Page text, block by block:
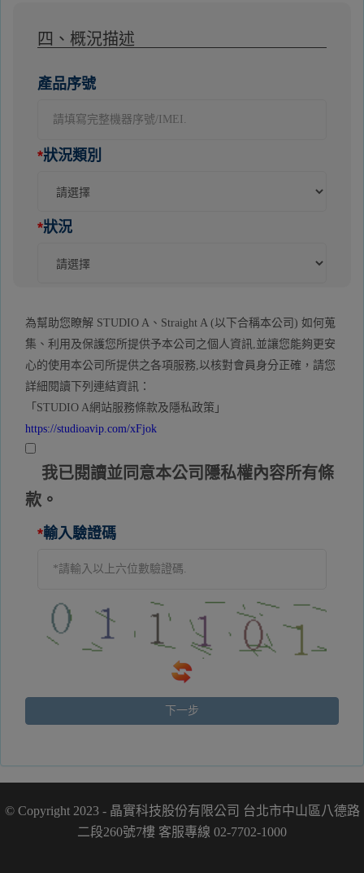
四、概況描述
產品序號
*狀況類別
*狀況
為幫助您瞭解 STUDIO A、Straight A (以下合稱本公司) 如何蒐
集、利用及保護您所提供予本公司之個人資訊,並讓您能夠更安
心的使用本公司所提供之各項服務,以核對會員身分正確，請您
詳細閱讀下列連結資訊：
「STUDIO A網站服務條款及隱私政策」
https://studioavip.com/xFjok
我已閱讀並同意本公司隱私權內容所有條
款。
*輸入驗證碼
© Copyright 2023 - 晶實科技股份有限公司 台北市中山區八德路
二段260號7樓 客服專線 02-7702-1000